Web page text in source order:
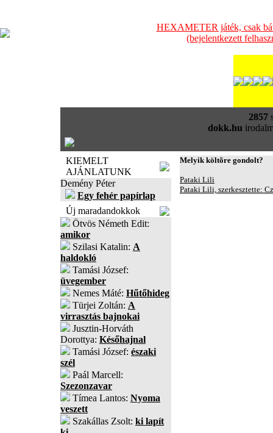
HEXAMETER játék, csak
(bejelentkezett
2857
dokk.hu
KIEMELT
AJÁNLATUNK
Demény Péter
Egy fehér papírlap
Új maradandokkok
Ötvös Németh Edit:
amikor
Szilasi Katalin: A
haldokló
Tamási József:
üvegember
Nemes Máté: Hűtőhideg
Türjei Zoltán: A
virrasztás bajnokai
Jusztin-Horváth
Dorottya: Későhajnal
Tamási József: északi
szél
Paál Marcell:
Szezonzavar
Tímea Lantos: Nyoma
veszett
Szakállas Zsolt: ki lapít
Melyik költõre gondolt?
Pataki Lili
Pataki Lili, szerkesztette: